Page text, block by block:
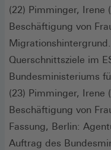
(22) Pimminger, Irene
Beschäftigung von
Querschnittsziele im
Bundesministeriums
(23) Pimminger, Irene
Beschäftigung von
Fassung, Berlin:
Auftrag des